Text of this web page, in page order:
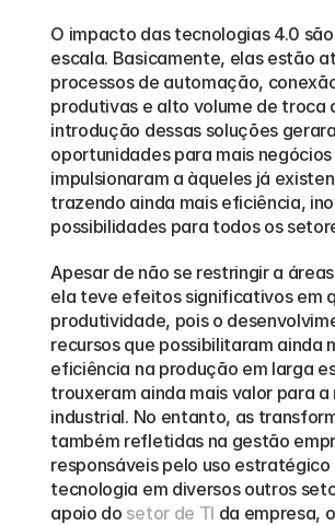
O impacto das tecnologias 4.0
escala. Basicamente, elas estão
processos de automação,
produtivas e alto volume de troca
introdução dessas soluções
oportunidades para mais negócios
impulsionaram a àqueles já
trazendo ainda mais eficiência,
possibilidades para todos os
Apesar de não se restringir a
ela teve efeitos significativos em
produtividade, pois o
recursos que possibilitaram ainda
eficiência na produção em larga
trouxeram ainda mais valor para a
industrial. No entanto, as
também refletidas na gestão
responsáveis pelo uso estratégico
tecnologia em diversos outros
apoio do setor de TI da empresa,